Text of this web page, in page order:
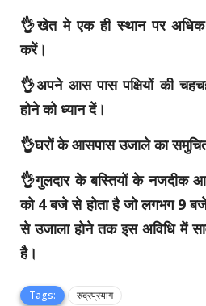
👌खेत मे एक ही स्थान पर
करें।
👌अपने आस पास पक्षियों की
होने को ध्यान दें।
👌घरों के आसपास उजाले का
👌गुलदार के बस्तियों के नजदीक
को 4 बजे से होता है जो लगभग 9
से उजाला होने तक इस अविधि में
है।
Tags:
रुद्रप्रयाग